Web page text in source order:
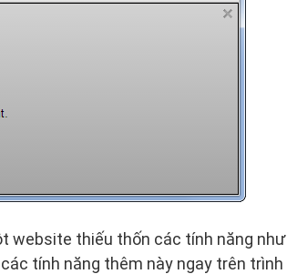
website thiếu thốn các tính năng như
tính năng thêm này ngay trên trình